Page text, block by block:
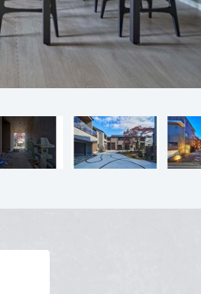
合会場 詳細を見る